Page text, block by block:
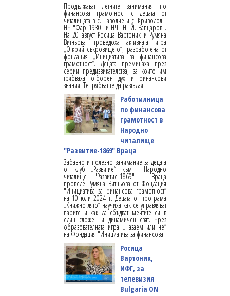
Продължават летните занимания по
финансова грамотност с децата от
читалищата в с. Паволче и с. Криводол -
НЧ "Фар 1930" и НЧ "Н. Й. Вапцаров".
На 20 август Росица Вартоник и Румяна
Витньова проведоха активната игра
„Открий съкровището“, разработена от
фондация „Инициатива за финансова
грамотност“. Децата преминаха през
серии предизвикателства, за които им
трябваха отборен дух и финансови
знания. Те трябваше да разгадаят
Работилница
по финансова
грамотност в
Народно
читалище
"Развитие-1869" Враца
Забавно и полезно занимание за децата
от клуб „Развитие“ към Народно
читалище "Развитие-1869" - Враца
проведе Румяна Витньова от Фондация
"Инициатива за финансова грамотност“
на 10 юли 2024 г. Децата от програма
„Книжно лято“ научиха как се управляват
парите и как да сбъдват мечтите си в
един сложен и динамичен свят. Чрез
образователната игра „Назаем или не“
на Фондация "Инициатива за финансова
Росица
Вартоник,
ИФГ, за
телевизия
Bulgaria ON